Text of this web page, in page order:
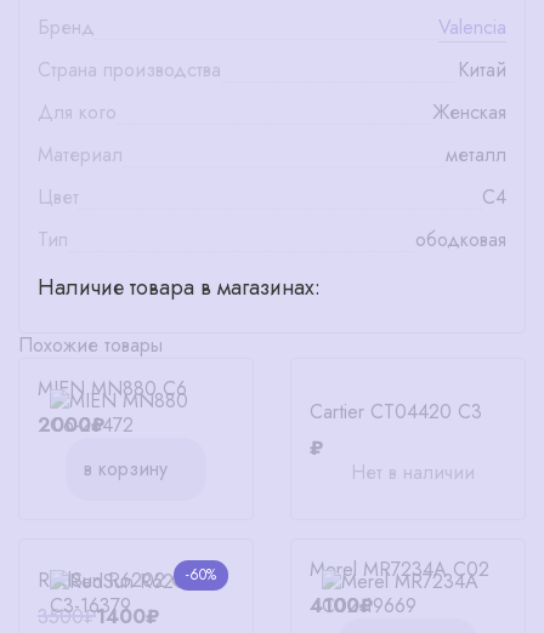
Бренд
Valencia
Страна производства
Китай
Для кого
Женская
Материал
металл
Цвет
С4
Тип
ободковая
Наличие товара в магазинах:
Похожие товары
MIEN MN880 C6
2000₽
в корзину
Cartier CT04420 C3
₽
Нет в наличии
-60%
RedSun R6202 C3
3500₽1400₽
Merel MR7234A C02
4100₽